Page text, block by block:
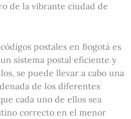
de la vibrante ciudad de
postales en Bogotá es
sistema postal eficiente y
se puede llevar a cabo una
de los diferentes
cada uno de ellos sea
correcto en el menor